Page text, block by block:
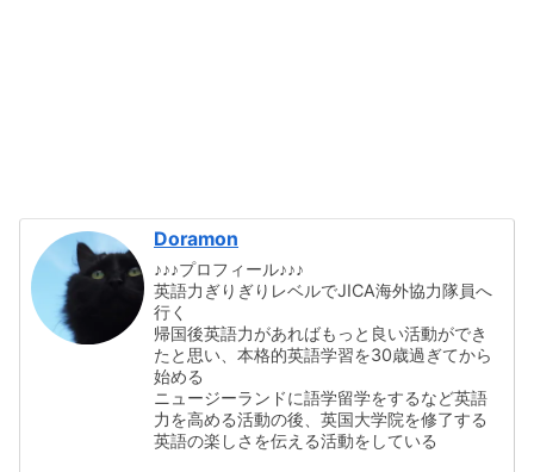
Doramon
♪♪♪プロフィール♪♪♪
英語力ぎりぎりレベルでJICA海外協力隊員へ
行く
帰国後英語力があればもっと良い活動ができ
たと思い、本格的英語学習を30歳過ぎてから
始める
ニュージーランドに語学留学をするなど英語
力を高める活動の後、英国大学院を修了する
英語の楽しさを伝える活動をしている